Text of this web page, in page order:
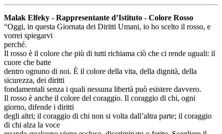
Malak Elfeky - Rappresentante d’Istituto - Colore Rosso
“Oggi, in questa Giornata dei Diritti Umani, io ho scelto il rosso, e
vorrei spiegarvi
perché.
Il rosso è il colore che più di tutti richiama ciò che ci rende uguali: il
cuore che batte
dentro ognuno di noi. È il colore della vita, della dignità, della
sicurezza, dei diritti
fondamentali senza i quali nessuna libertà può esistere davvero.
Il rosso è anche il colore del coraggio. Il coraggio di chi, ogni
giorno, difende i diritti
degli altri; il coraggio di chi non si volta dall’altra parte; il coraggio
di chi alza la voce